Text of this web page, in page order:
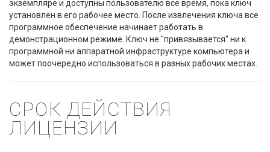
экземпляре и доступны пользователю все время, пока ключ
установлен в его рабочее место. После извлечения ключа все
программное обеспечение начинает работать в
демонстрационном режиме. Ключ не "привязывается" ни к
программной ни аппаратной инфраструктуре компьютера и
может поочередно использоваться в разных рабочих местах.
СРОК ДЕЙСТВИЯ
ЛИЦЕНЗИИ